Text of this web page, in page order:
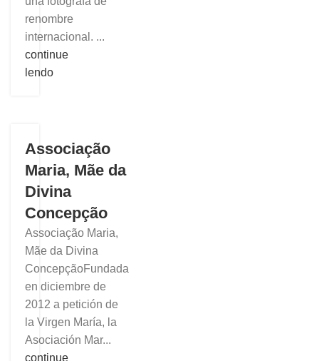
renombre
internacional. ...
continue
lendo
Associação
Maria, Mãe da
Divina
Concepção
Associação Maria,
Mãe da Divina
ConcepçãoFundada
en diciembre de
2012 a petición de
la Virgen María, la
Asociación Mar...
continue